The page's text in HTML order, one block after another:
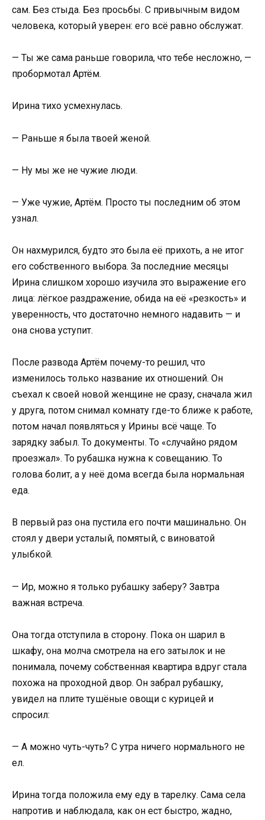
сам. Без стыда. Без просьбы. С привычным видом
человека, который уверен: его всё равно обслужат.
— Ты же сама раньше говорила, что тебе несложно, —
пробормотал Артём.
Ирина тихо усмехнулась.
— Раньше я была твоей женой.
— Ну мы же не чужие люди.
— Уже чужие, Артём. Просто ты последним об этом
узнал.
Он нахмурился, будто это была её прихоть, а не итог
его собственного выбора. За последние месяцы
Ирина слишком хорошо изучила это выражение его
лица: лёгкое раздражение, обида на её «резкость» и
уверенность, что достаточно немного надавить — и
она снова уступит.
После развода Артём почему-то решил, что
изменилось только название их отношений. Он
съехал к своей новой женщине не сразу, сначала жил
у друга, потом снимал комнату где-то ближе к работе,
потом начал появляться у Ирины всё чаще. То
зарядку забыл. То документы. То «случайно рядом
проезжал». То рубашка нужна к совещанию. То
голова болит, а у неё дома всегда была нормальная
еда.
В первый раз она пустила его почти машинально. Он
стоял у двери усталый, помятый, с виноватой
улыбкой.
— Ир, можно я только рубашку заберу? Завтра
важная встреча.
Она тогда отступила в сторону. Пока он шарил в
шкафу, она молча смотрела на его затылок и не
понимала, почему собственная квартира вдруг стала
похожа на проходной двор. Он забрал рубашку,
увидел на плите тушёные овощи с курицей и
спросил:
— А можно чуть-чуть? С утра ничего нормального не
ел.
Ирина тогда положила ему еду в тарелку. Сама села
напротив и наблюдала, как он ест быстро, жадно,